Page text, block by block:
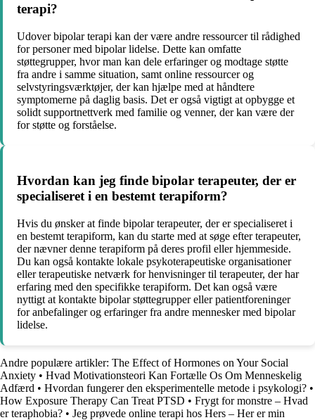
terapi?
Udover bipolar terapi kan der være andre ressourcer til rådighed
for personer med bipolar lidelse. Dette kan omfatte
støttegrupper, hvor man kan dele erfaringer og modtage støtte
fra andre i samme situation, samt online ressourcer og
selvstyringsværktøjer, der kan hjælpe med at håndtere
symptomerne på daglig basis. Det er også vigtigt at opbygge et
solidt supportnettverk med familie og venner, der kan være der
for støtte og forståelse.
Hvordan kan jeg finde bipolar terapeuter, der er
specialiseret i en bestemt terapiform?
Hvis du ønsker at finde bipolar terapeuter, der er specialiseret i
en bestemt terapiform, kan du starte med at søge efter terapeuter,
der nævner denne terapiform på deres profil eller hjemmeside.
Du kan også kontakte lokale psykoterapeutiske organisationer
eller terapeutiske netværk for henvisninger til terapeuter, der har
erfaring med den specifikke terapiform. Det kan også være
nyttigt at kontakte bipolar støttegrupper eller patientforeninger
for anbefalinger og erfaringer fra andre mennesker med bipolar
lidelse.
Andre populære artikler: The Effect of Hormones on Your Social
Anxiety • Hvad Motivationsteori Kan Fortælle Os Om Menneskelig
Adfærd • Hvordan fungerer den eksperimentelle metode i psykologi? •
How Exposure Therapy Can Treat PTSD • Frygt for monstre – Hvad
er teraphobia? • Jeg prøvede online terapi hos Hers – Her er min